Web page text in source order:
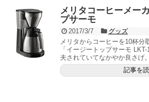
メリタコーヒーメー
プサーモ
2017/3/7
グッズ
メリタからコーヒーを10杯分
「イージートップサーモ
夫されていてなかやか良さげ
記事を